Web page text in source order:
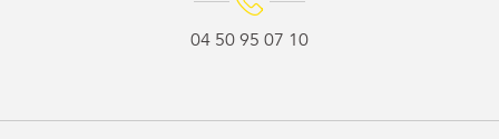
04 50 95 07 10